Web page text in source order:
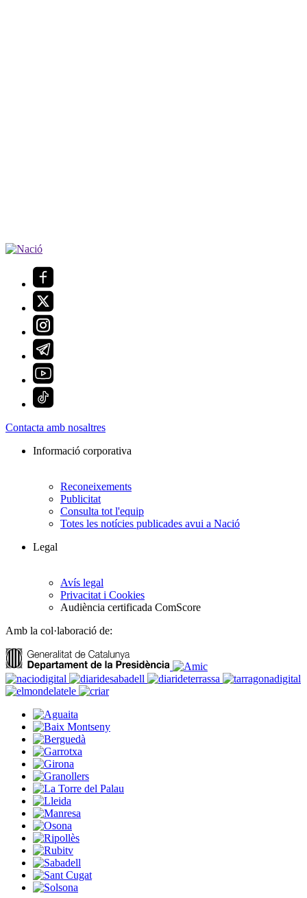
Contacta amb nosaltres
Informació corporativa
Reconeixements
Publicitat
Consulta tot l'equip
Totes les notícies publicades avui a Nació
Legal
Avís legal
Privacitat i Cookies
Audiència certificada ComScore
Amb la col·laboració de: